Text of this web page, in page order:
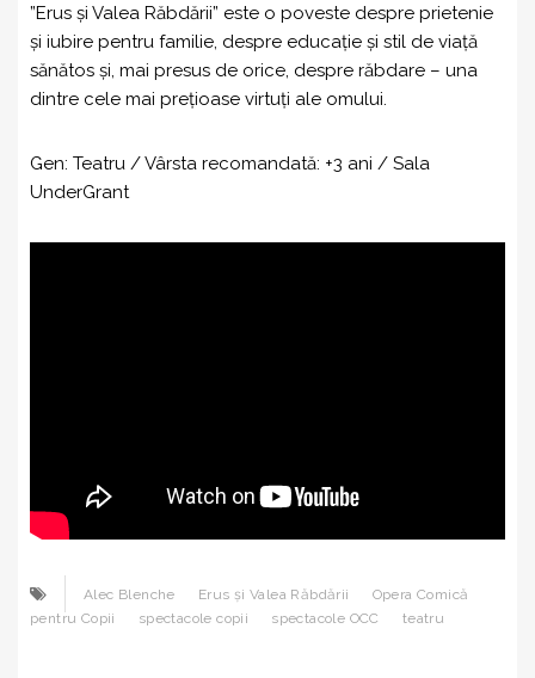
”Erus și Valea Răbdării” este o poveste despre prietenie
și iubire pentru familie, despre educație și stil de viață
sănătos și, mai presus de orice, despre răbdare – una
dintre cele mai prețioase virtuți ale omului.
Gen: Teatru / Vârsta recomandată: +3 ani / Sala
UnderGrant
Alec Blenche Erus și Valea Răbdării
Opera Comică
pentru Copii
spectacole copii spectacole OCC teatru